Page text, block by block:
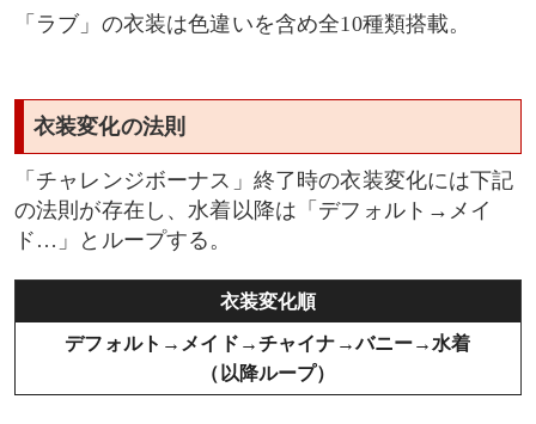
「ラブ」の衣装は色違いを含め全10種類搭載。
衣装変化の法則
「チャレンジボーナス」終了時の衣装変化には下記
の法則が存在し、水着以降は「デフォルト→メイ
ド…」とループする。
衣装変化順
デフォルト→メイド→チャイナ→バニー→水着
（以降ループ）